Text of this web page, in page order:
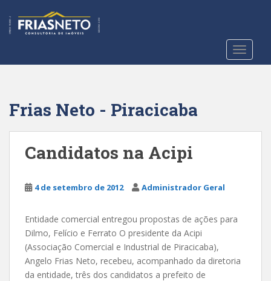
t
Frias Neto - Piracicaba
Candidatos na Acipi
4 de setembro de 2012 Administrador Geral
Entidade comercial entregou propostas de ações para
Dilmo, Felício e Ferrato O presidente da Acipi
(Associação Comercial e Industrial de Piracicaba),
Angelo Frias Neto, recebeu, acompanhado da diretoria
da entidade, três dos candidatos a prefeito de